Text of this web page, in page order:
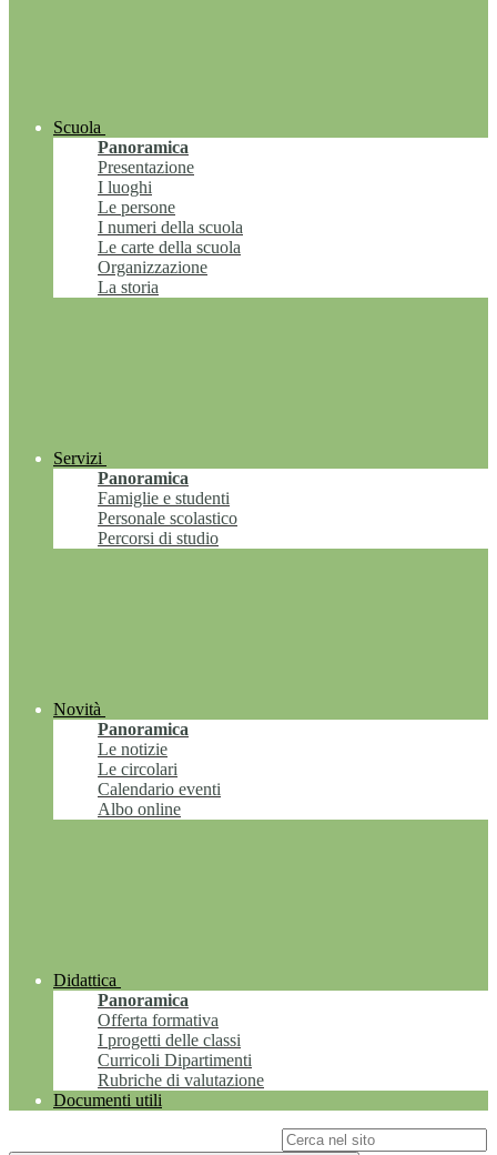
Scuola
Panoramica
Presentazione
I luoghi
Le persone
I numeri della scuola
Le carte della scuola
Organizzazione
La storia
Servizi
Panoramica
Famiglie e studenti
Personale scolastico
Percorsi di studio
Novità
Panoramica
Le notizie
Le circolari
Calendario eventi
Albo online
Didattica
Panoramica
Offerta formativa
I progetti delle classi
Curricoli Dipartimenti
Rubriche di valutazione
Documenti utili